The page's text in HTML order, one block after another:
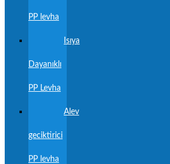
PP levha
Isıya
Dayanıklı
PP Levha
Alev
geciktirici
PP levha